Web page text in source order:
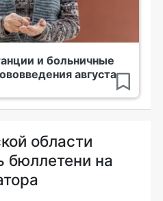
и больничные
августа
области
бюллетени на